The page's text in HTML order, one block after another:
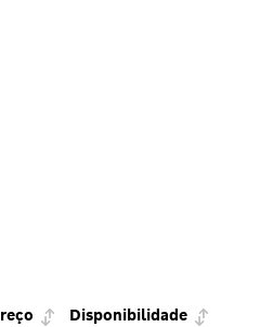
Disponibilidade